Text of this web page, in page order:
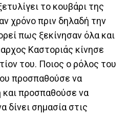
το κουβάρι της
χρόνο πριν δηλαδή την
πως ξεκίνησαν όλα και
Καστοριάς κίνησε
του. Ποιος ο ρόλος του
προσπαθούσε να
και προσπαθούσε να
δίνει σημασία στις